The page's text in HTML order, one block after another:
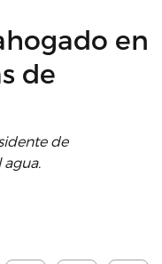
en
de
de
agua.